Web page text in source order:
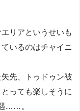
リアというせいも
いるのはチャイニ
先、トゥドゥン被
っても楽しそうに
……。